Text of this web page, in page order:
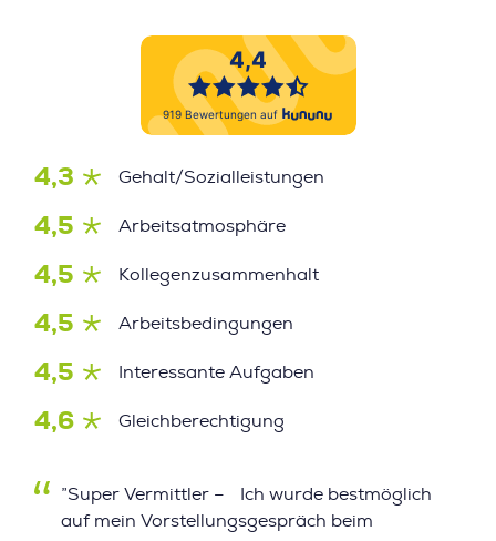
4,3 Gehalt/Sozialleistungen
4,5 Arbeitsatmosphäre
4,5 Kollegenzusammenhalt
4,5 Arbeitsbedingungen
4,5 Interessante Aufgaben
4,6 Gleichberechtigung
”Super Vermittler – Ich wurde bestmöglich
auf mein Vorstellungsgespräch beim